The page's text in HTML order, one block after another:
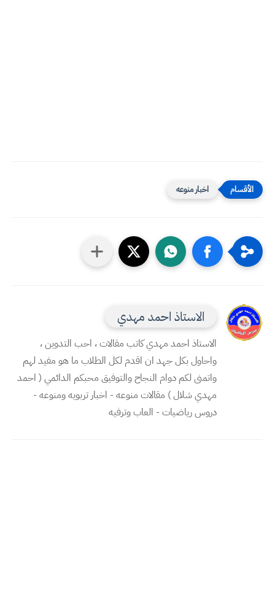
اخبار منوعه
الاستاذ احمد مهدي
الاستاذ احمد مهدي كاتب مقالات ، احب التدوين ،
واحاول بكل جهد ان اقدم لكل الطلاب ما هو مفيد لهم
واتمنى لكم دوام النجاح والتوفيق محبكم الدائمي ( احمد
مهدي شلال ) مقالات منوعه - اخبار تربويه ومنوعه -
دروس رياضيات - العاب وترفيه